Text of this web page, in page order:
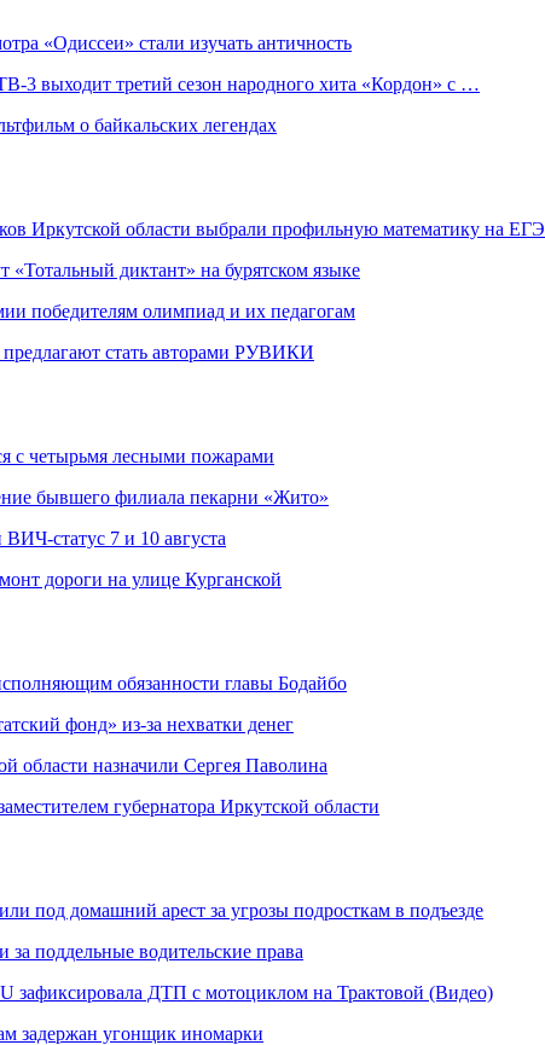
«Одиссеи» стали изучать античность
3 выходит третий сезон народного хита «Кордон» с …
о байкальских легендах
Иркутской области выбрали профильную математику на ЕГЭ
диктант» на бурятском языке
победителям олимпиад и их педагогам
стать авторами РУВИКИ
с четырьмя лесными пожарами
бывшего филиала пекарни «Жито»
ВИЧ-статус 7 и 10 августа
дороги на улице Курганской
обязанности главы Бодайбо
фонд» из‑за нехватки денег
области назначили Сергея Паволина
губернатора Иркутской области
под домашний арест за угрозы подросткам в подъезде
поддельные водительские права
зафиксировала ДТП с мотоциклом на Трактовой (Видео)
задержан угонщик иномарки